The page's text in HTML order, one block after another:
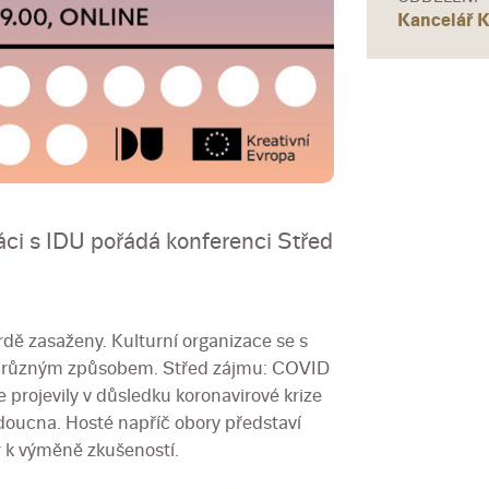
s IDU pořádá konferenci Střed
zasaženy. Kulturní organizace se s
způsobem. Střed zájmu: COVID
projevily v důsledku koronavirové krize
Hosté napříč obory představí
výměně zkušeností.
Kancelář